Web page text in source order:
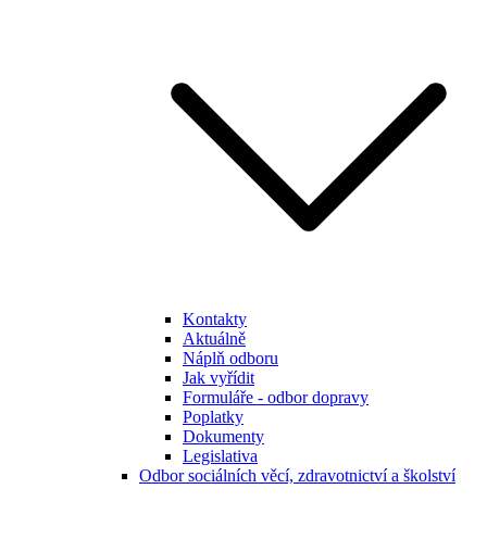
Kontakty
Aktuálně
Náplň odboru
Jak vyřídit
Formuláře - odbor dopravy
Poplatky
Dokumenty
Legislativa
Odbor sociálních věcí, zdravotnictví a školství